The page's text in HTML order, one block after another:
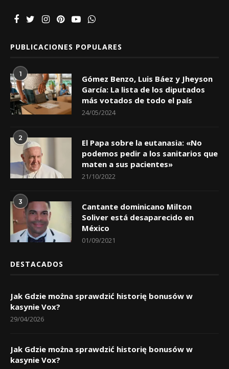
PUBLICACIONES POPULARES
1
Gómez Benzo, Luis Báez y Jheyson
García: La lista de los diputados
más votados de todo el país
24/05/2024
2
El Papa sobre la eutanasia: «No
podemos pedir a los sanitarios que
maten a sus pacientes»
21/10/2022
3
Cantante dominicano Milton
Soliver está desaparecido en
México
01/09/2021
DESTACADOS
Jak Gdzie można sprawdzić historię bonusów w
kasynie Vox?
29/04/2026
Jak Gdzie można sprawdzić historię bonusów w
kasynie Vox?